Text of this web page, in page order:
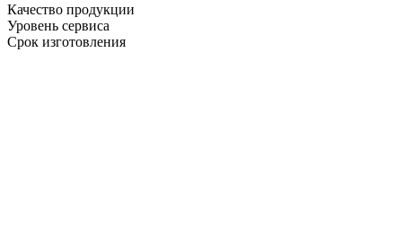
Качество продукции
Уровень сервиса
Срок изготовления